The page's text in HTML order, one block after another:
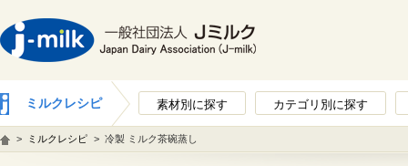
ミルクレシピ 素材別に探す カテゴリ別に探す
> ミルクレシピ > 冷製 ミルク茶碗蒸し